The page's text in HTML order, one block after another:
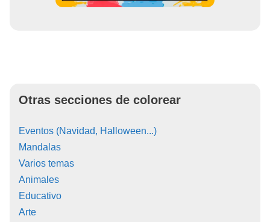
Otras secciones de colorear
Eventos (Navidad, Halloween...)
Mandalas
Varios temas
Animales
Educativo
Arte